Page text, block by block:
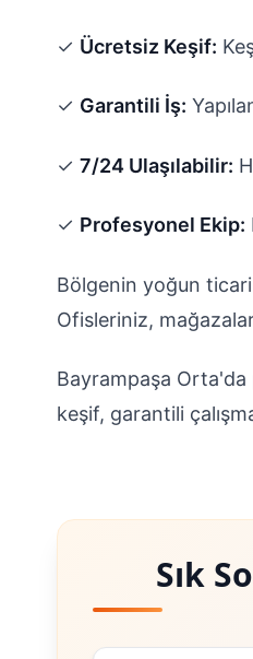
✓ Ücretsiz Keşif:
✓ Garantili İş:
✓7/24 Ulaşılabilir:
✓ Profesyonel Ekip:
Bölgenin yoğun
Ofisleriniz,
Bayrampaşa Orta'da
keşif, garantili
Sık